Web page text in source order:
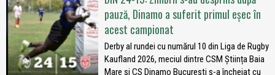
pauză, Dinamo a suferit primul eșec în
acest campionat
Derby al rundei cu numărul 10 din Liga de Rugby
Kaufland 2026, meciul dintre CSM Știința Baia
Mare și CS Dinamo București s-a încheiat cu